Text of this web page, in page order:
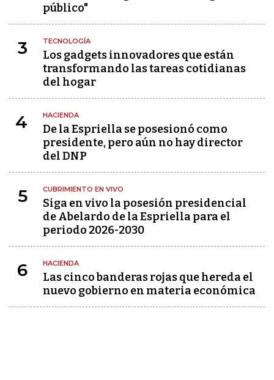
público"
3 TECNOLOGÍA
Los gadgets innovadores que están
transformando las tareas cotidianas
del hogar
4 HACIENDA
De la Espriella se posesionó como
presidente, pero aún no hay director
del DNP
5 CUBRIMIENTO EN VIVO
Siga en vivo la posesión presidencial
de Abelardo de la Espriella para el
periodo 2026-2030
6 HACIENDA
Las cinco banderas rojas que hereda el
nuevo gobierno en materia económica